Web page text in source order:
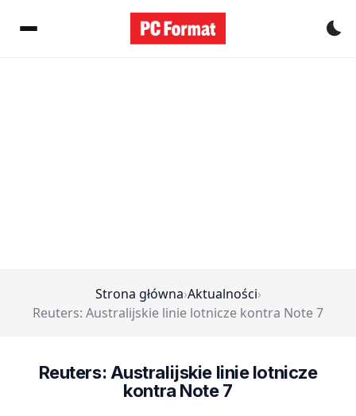
Strona główna›Aktualności›
Reuters: Australijskie linie lotnicze kontra Note 7
Reuters: Australijskie linie lotnicze
kontra Note 7